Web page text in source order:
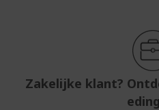
Zakelijke klant?